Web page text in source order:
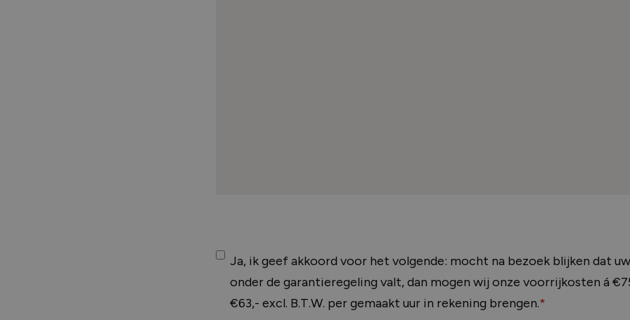
Ja, ik geef akkoord voor het volgende: mocht na bezoek blijken dat
onder de garantieregeling valt, dan mogen wij onze voorrijkosten á
€63,- excl. B.T.W. per gemaakt uur in rekening brengen.*